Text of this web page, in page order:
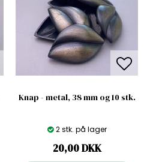
Knap - metal, 38 mm og 10 stk.
2 stk. på lager
20,00DKK